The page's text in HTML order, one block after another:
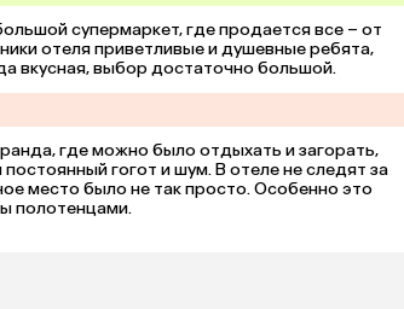
супермаркет, где продается все – от
отеля приветливые и душевные ребята,
вкусная, выбор достаточно большой.
где можно было отдыхать и загорать,
гогот и шум. В отеле не следят за
место было не так просто. Особенно это
полотенцами.